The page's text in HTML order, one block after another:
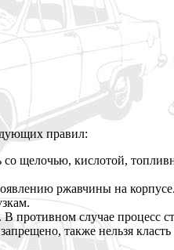
правил:
со щелочью, кислотой,
ржавчины на корпусе.
случае процесс
также нельзя